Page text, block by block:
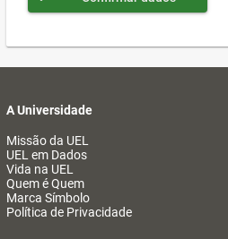
A Universidade
Missão da UEL
UEL em Dados
Vida na UEL
Quem é Quem
Marca Símbolo
Política de Privacidade